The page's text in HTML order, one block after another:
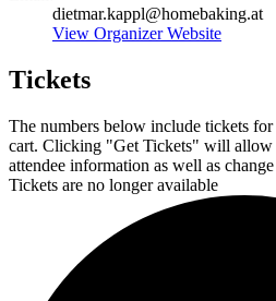
dietmar.kappl@homebaking.at
View Organizer Website
Tickets
The numbers below include tickets
cart. Clicking "Get Tickets" will allow
attendee information as well as
Tickets are no longer available